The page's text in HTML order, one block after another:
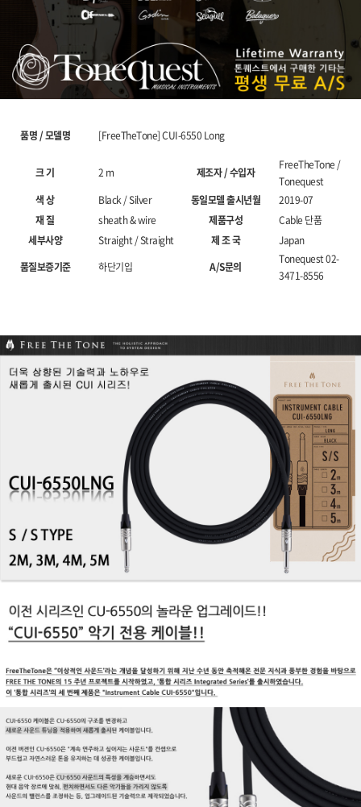
품명 / 모델명 [FreeTheTone] CUI-6550 Long
크 기 2 m 제조자 / 수입자
FreeTheTone /
Tonequest
색 상
Black / Silver 동일모델 출시년월
2019-07
재 질
sheath & wire 제품구성
Cable 단품
세부사양
Straight / Straight 제 조 국
Japan
품질보증기준
하단기입 A/S문의
Tonequest 02-
3471-8556